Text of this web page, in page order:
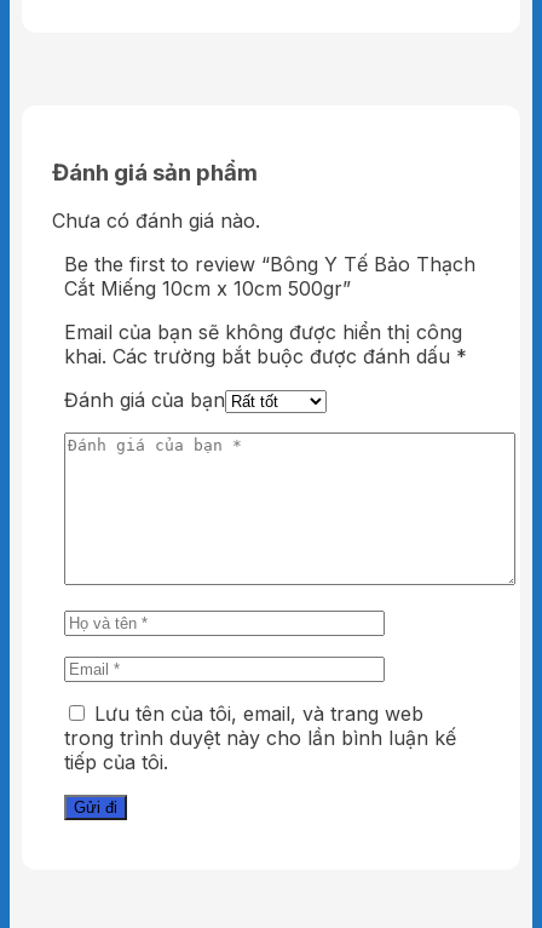
Đánh giá sản phẩm
Chưa có đánh giá nào.
Be the first to review “Bông Y Tế Bảo Thạch
Cắt Miếng 10cm x 10cm 500gr”
Email của bạn sẽ không được hiển thị công
khai. Các trường bắt buộc được đánh dấu *
Đánh giá của bạn
Lưu tên của tôi, email, và trang web
trong trình duyệt này cho lần bình luận kế
tiếp của tôi.